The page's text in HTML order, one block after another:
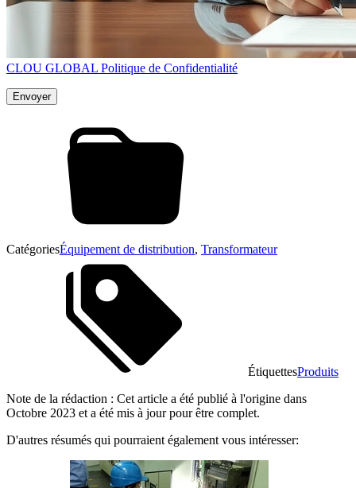
CLOU GLOBAL Politique de Confidentialité
CatégoriesÉquipement de distribution, Transformateur
ÉtiquettesProduits
Note de la rédaction : Cet article a été publié à l'origine dans
Octobre 2023 et a été mis à jour pour être complet.
D'autres résumés qui pourraient également vous intéresser: